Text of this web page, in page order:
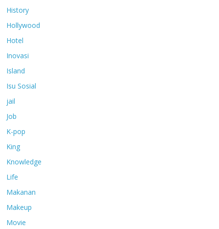
History
Hollywood
Hotel
Inovasi
Island
Isu Sosial
jail
Job
K-pop
King
Knowledge
Life
Makanan
Makeup
Movie